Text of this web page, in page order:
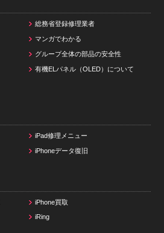
総務省登録修理業者
マンガでわかる
グループ全体の部品の安全性
有機ELパネル（OLED）について
iPad修理メニュー
iPhoneデータ復旧
iPhone買取
iRing